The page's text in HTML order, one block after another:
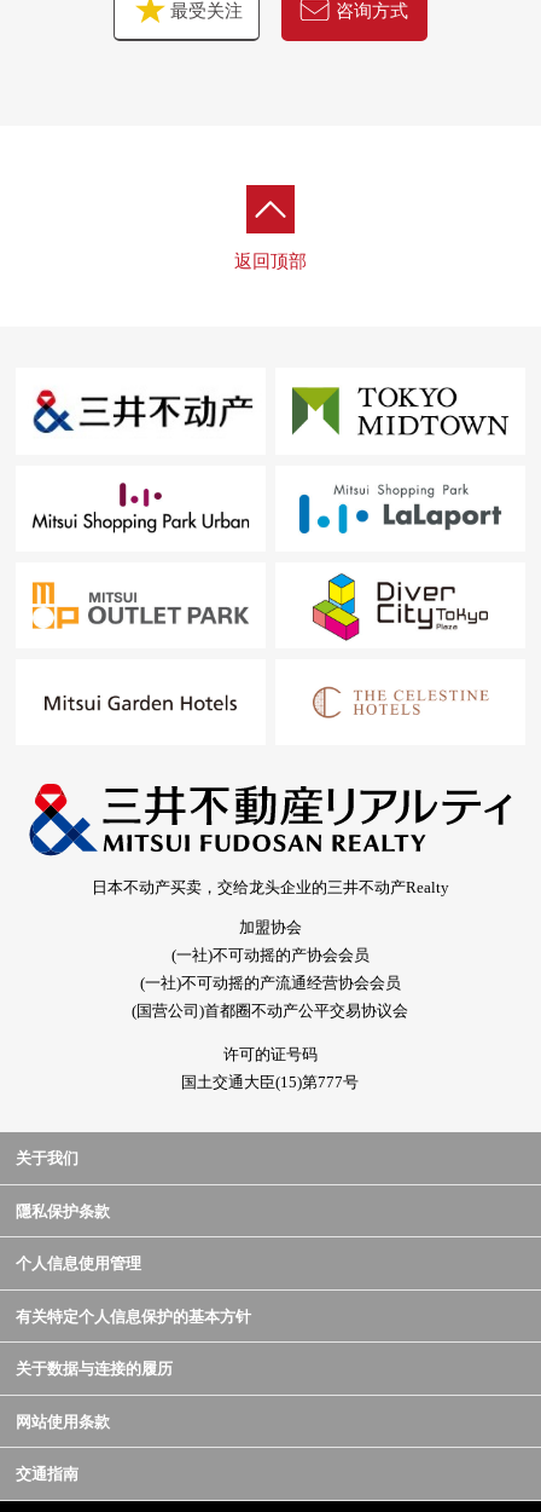
最受关注 咨询方式
返回顶部
日本不动产买卖，交给龙头企业的三井不动产Realty
加盟协会
(一社)不可动摇的产协会会员
(一社)不可动摇的产流通经营协会会员
(国营公司)首都圈不动产公平交易协议会
许可的证号码
国土交通大臣(15)第777号
关于我们
隱私保护条款
个人信息使用管理
有关特定个人信息保护的基本方针
关于数据与连接的履历
网站使用条款
交通指南